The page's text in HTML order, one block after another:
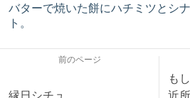
バターで焼いた餅にハチミツとシ
ト。
前のページ
縁日シチュ
も
近